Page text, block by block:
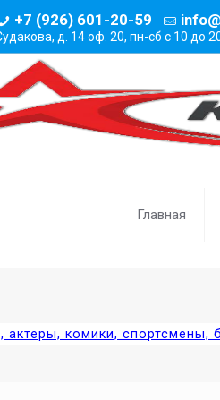
+7 (926) 601-20-59
д. 14 оф. 20, пн-сб с 10 до
Главная
актеры, комики, спортсмены,